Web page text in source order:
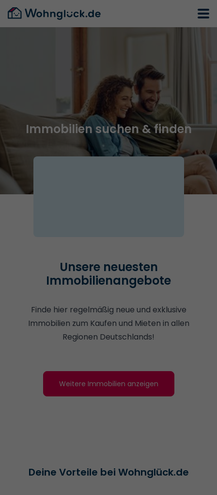
Immobilien suchen & finden
Unsere neuesten
Immobilienangebote
Finde hier regelmäßig neue und exklusive
Immobilien zum Kaufen und Mieten in allen
Regionen Deutschlands!
Weitere Immobilien anzeigen
Deine Vorteile bei Wohnglück.de